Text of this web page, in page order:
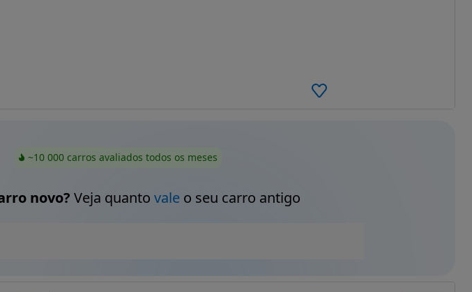
~10 000 carros avaliados todos os meses
novo? Veja quanto valeo seu carro antigo